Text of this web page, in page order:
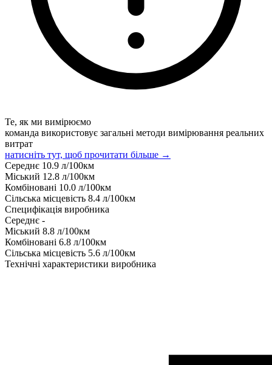
Те, як ми вимірюємо
команда використовує загальні методи вимірювання реальних
витрат
натисніть тут, щоб прочитати більше →
Середнє 10.9 л/100км
Міський 12.8 л/100км
Комбіновані 10.0 л/100км
Сільська місцевість 8.4 л/100км
Специфікація виробника
Середнє -
Міський 8.8 л/100км
Комбіновані 6.8 л/100км
Сільська місцевість 5.6 л/100км
Технічні характеристики виробника